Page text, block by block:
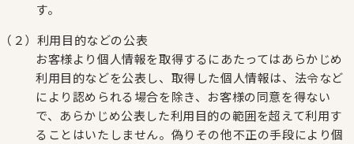
す。
（２）利用目的などの公表
お客様より個人情報を取得するにあたってはあらかじめ
利用目的などを公表し、取得した個人情報は、法令など
により認められる場合を除き、お客様の同意を得ない
で、あらかじめ公表した利用目的の範囲を超えて利用す
ることはいたしません。偽りその他不正の手段により個